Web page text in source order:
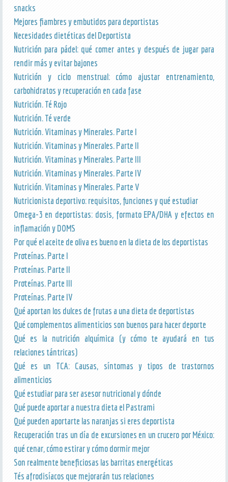
snacks
Mejores fiambres y embutidos para deportistas
Necesidades dietéticas del Deportista
Nutrición para pádel: qué comer antes y después de jugar para
rendir más y evitar bajones
Nutrición y ciclo menstrual: cómo ajustar entrenamiento,
carbohidratos y recuperación en cada fase
Nutrición. Té Rojo
Nutrición. Té verde
Nutrición. Vitaminas y Minerales. Parte I
Nutrición. Vitaminas y Minerales. Parte II
Nutrición. Vitaminas y Minerales. Parte III
Nutrición. Vitaminas y Minerales. Parte IV
Nutrición. Vitaminas y Minerales. Parte V
Nutricionista deportivo: requisitos, funciones y qué estudiar
Omega-3 en deportistas: dosis, formato EPA/DHA y efectos en
inflamación y DOMS
Por qué el aceite de oliva es bueno en la dieta de los deportistas
Proteínas. Parte I
Proteínas. Parte II
Proteínas. Parte III
Proteínas. Parte IV
Qué aportan los dulces de frutas a una dieta de deportistas
Qué complementos alimenticios son buenos para hacer deporte
Qué es la nutrición alquímica (y cómo te ayudará en tus
relaciones tántricas)
Qué es un TCA: Causas, síntomas y tipos de trastornos
alimenticios
Qué estudiar para ser asesor nutricional y dónde
Qué puede aportar a nuestra dieta el Pastrami
Qué pueden aportarte las naranjas si eres deportista
Recuperación tras un día de excursiones en un crucero por México:
qué cenar, cómo estirar y cómo dormir mejor
Son realmente beneficiosas las barritas energéticas
Tés afrodisíacos que mejorarán tus relaciones